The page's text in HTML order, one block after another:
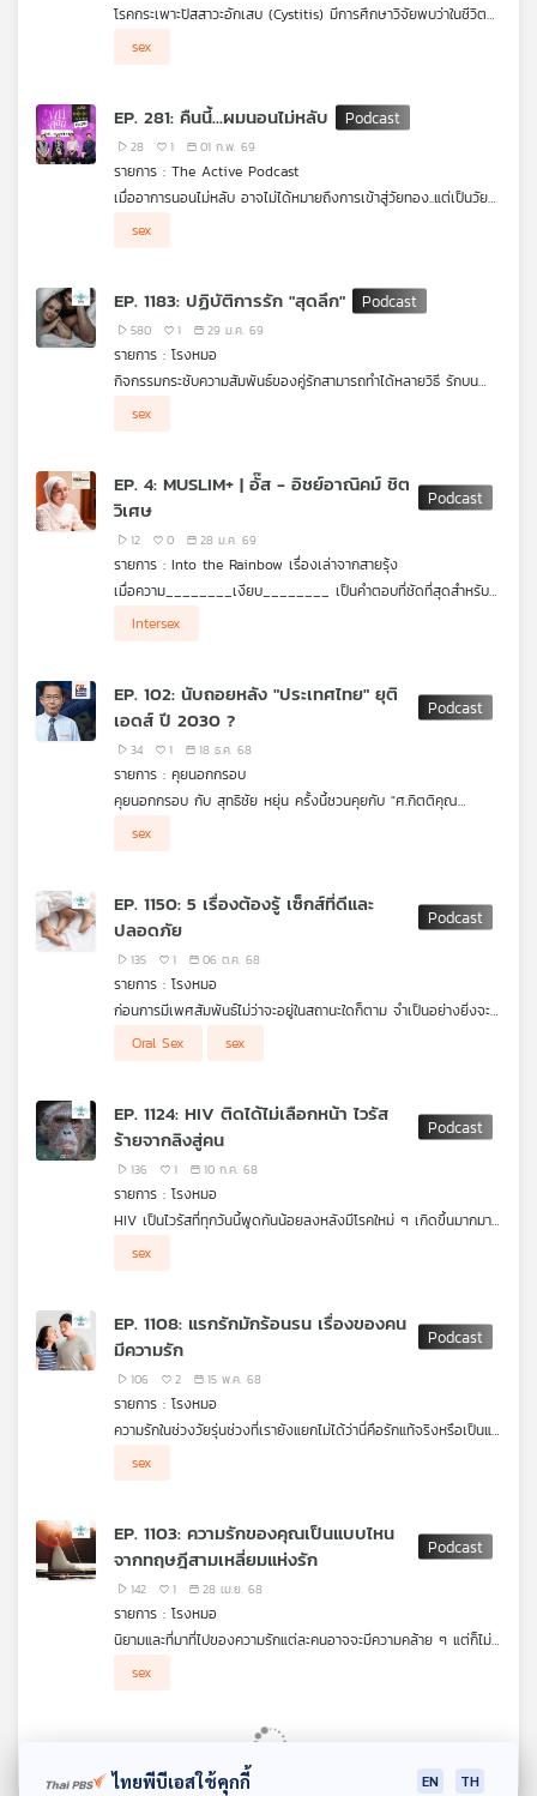
เรา
ไทย
วิทยุ
เครือ
ข่าย
ไม่มีคำตัดสิน ไม่มีมุมมองเดียว แค่พยายามทำความเข้าใจว่าทำไม
ปัญหาบางอย่างถึงอยู่มาได้นานขนาดนี้ โดยไม่มีใครแตะ และสังคม
โรคกระเพาะปัสสาวะอักเสบ (Cystitis) มีการศึกษาวิจัยพบว่าในชีวิต
และมีโอกาสเป็นมากกว่าผู้ชายหลายเท่า โรคนี้ส่วนใหญ่เกิดจาก
ธุระหรือไม่สามารถหาสถานที่สะอาดมากพอในการทำธุระ หรือแม้แต่การ
มีเพศสัมพันธ์บ่อยครั้งในช่วงแรกของการคบหาเป็นคู่ครองกันก็มี
โอกาสเป็นโรคนี้ได้ จะสังเกตุอาการอย่างไรว่าเข้าข่ายเป็นโรคนี้ และ
อาการอะไรถือว่าค่อนข้างร้ายแรงไปแล้ว รายการ โรงหมอ เล่าให้ฟัง
ค่ะ
sex
EP. 281: คืนนี้...ผมนอนไม่หลับ
28 1 01 ก.พ. 69
รายการ : The Active Podcast
เมื่ออาการนอนไม่หลับ อาจไม่ได้หมายถึงการเข้าสู่วัยทอง..แต่เป็นวัยที่
ไม่บ่อยครั้ง ที่ซีรีส์ไทยจะถ่ายทอดชีวิตของคู่รักในวัยกลางคน โดย
ปรากฏการณ์ “คืนนี้ผมนอนไม่หลับ” ถูกพูดถึงนับตั้งแต่ปล่อยทีเซอร์
ออกไป จากเรื่องราวสมจริง เช่น กลุ่มคนที่มีรสนิยมแบบ A Sexual
,ผู้หญิงที่อยู่กินกับแฟนที่เป็นผู้หญิงข้ามเพศ พ่อแม่ที่ยังรับลูกที่เป็น
เกย์ในวัย 50 ไม่ได้ และการหมดไฟ หมดฝันในวัยกลางคน จนยากที่
จะหลับตาลง
ชวนรักษาอาการนอนไม่หลับ ไปกับทีมนักแสดง และผู้กำกับซีรีส์จาก
ไทยพีบีเอส "คืนนี้..ผมนอนไม่หลับ" พร้อมเบื้องหลังกองถ่ายที่รับ
ประกันทั้งความซึ้ง ความฮา ชวนจิ้น ในเพศสนิท Podcast "คืนนี้..ผม
นอนไม่หลับ"
sex
EP. 1183: ปฏิบัติการรัก "สุดลึก"
580 1 29 ม.ค. 69
รายการ : โรงหมอ
กิจกรรมกระชับความสัมพันธ์ของคู่รักสามารถทำได้หลายวิธี รักบน
เป็นอย่างดี แต่ก็เป็นเรื่องทางเทคนิค ความคิดสร้างสรรค์ หรือวิธีการ
มากขึ้นมีความตื้นหรือลึกเข้ามาเกี่ยวข้องด้วย เรื่องนี้สำคัญมากต่อ
ความสัมพันธ์ขนาดนั้นจริงหรือ ? รายการ โรงหมอ เล่าให้ฟังค่ะ
sex
EP. 4: MUSLIM+ | อั๊ส - อิชย์อาณิคม์ ชิต
วิเศษ
12 0 28 ม.ค. 69
รายการ : Into the Rainbow เรื่องเล่าจากสายรุ้ง
เมื่อความ________เงียบ________ เป็นคำตอบที่ชัดที่สุดสำหรับ
คนอื่นยังไม่เข้าใจ เป็นเรื่องที่ อั๊ส - อิชย์อาณิคม์ ชิตวิเศษ หญิงข้าม
ความเป็น "มนุษย์" อะไรเป็นสิ่งที่หล่อหลอมให้เธอรู้สึกยินดีต่อสิ่งที่ตัว
Intersex
EP. 102: นับถอยหลัง "ประเทศไทย" ยุติ
เอดส์ ปี 2030 ?
34 1 18 ธ.ค. 68
รายการ : คุยนอกกรอบ
คุยนอกกรอบ กับ สุทธิชัย หยุ่น ครั้งนี้ชวนคุยกับ "ศ.กิตติคุณ
สภากาชาดไทย (ผู้ก่อตั้งคลินิกนิรนาม) กับเส้นทางสู่การยุติเอดส์
นอกกรอบ ค่ะ
sex
EP. 1150: 5 เรื่องต้องรู้ เซ็กส์ที่ดีและ
ปลอดภัย
135 1 06 ต.ค. 68
รายการ : โรงหมอ
ก่อนการมีเพศสัมพันธ์ไม่ว่าจะอยู่ในสถานะใดก็ตาม จำเป็นอย่างยิ่งจะ
กันและกัน เพื่อให้กิจกรรมนี้ราบรื่น แต่มี 5 เรื่องสำคัญและต้องรู้
เล่าให้ฟังค่ะ
Oral Sex sex
EP. 1124: HIV ติดได้ไม่เลือกหน้า ไวรัส
ร้ายจากลิงสู่คน
136 1 10 ก.ค. 68
รายการ : โรงหมอ
HIV เป็นไวรัสที่ทุกวันนี้พูดกันน้อยลงหลังมีโรคใหม่ ๆ เกิดขึ้นมากมาย
ว่าจะดีขึ้นหรือหายไปจากโลกนี้
SIV โดยไม่ทำอันตรายใด ๆ กับลิงเลย ทวีปแอฟริกาเป็นจุดเริ่มต้น
จากคนไปมีเซ็กส์กับลิงซึ่งเป็นรสนิยมส่วนตัวของคนบางกลุ่มที่ชอบมี
อะไรกับสัตว์ ทุกวันนี้การติดไวรัส HIV 80% มาจากการมี #เพศ
สัมพันธ์ ไวรัสจะทำให้ภูมิคุ้มกันในร่างกายลดต่ำลง เมื่อร่างกายไม่แข็ง
แรง โรคฉวยโอกาสจึงเกิดขึ้นนำไปสู่ภาวะที่เราเรียกว่า เอดส์ อีกเรื่อง
ที่ต้องรู้ ออรัสเซ็กส์ ก็ไม่ได้ปลอดภัยอย่างที่คิด รายการ โรงหมอ
เล่าให้ฟังค่ะ
sex
EP. 1108: แรกรักมักร้อนรน เรื่องของคน
มีความรัก
106 2 15 พ.ค. 68
รายการ : โรงหมอ
ความรักในช่วงวัยรุ่นช่วงที่เรายังแยกไม่ได้ว่านี่คือรักแท้จริงหรือเป็นแค่
ขึ้นทุกอย่างกลับไม่เหมือนเดิม
เริ่มต้นจะถูกพัฒนามาพร้อมกับฮอร์โมนเพศในร่างกาย สิ่งที่เกิดขึ้นใน
จากการเลิกราหรือจากกันรวมถึงประสบการณ์ต่าง ๆ รักครั้งต่อไปก็
จะยิ่งรู้จักวางแผนและมีสติมากยิ่งขึ้น (แต่บางคนอาจกลับไปเป็น
เหมือนเดิมก็ได้) คนที่รักกันช่วงแรกก็หวานซึ้งเข้าถึงเย็นถึงรวมถึง
อาจมีเซ็กส์เป็นตัวนำ แต่พอนานวันเข้าก็เกิดการเปลี่ยนแปลงกลาย
เป็นความห่วงหาและผูกพันมากกว่า ความรักเกิดการเปลี่ยนแปลงได้
อย่างไร ทำไมบางคนจากรักกลายเป็นเกลียดได้ รายการ โรงหมอ เล่า
ให้ฟังค่ะ
sex
EP. 1103: ความรักของคุณเป็นแบบไหน
จากทฤษฎีสามเหลี่ยมแห่งรัก
142 1 28 เม.ย. 68
รายการ : โรงหมอ
นิยามและที่มาที่ไปของความรักแต่ละคนอาจจะมีความคล้าย ๆ แต่ก็ไม่
ว่าตอนนี้ที่เป็นอยู่คือรักแบบไหน
ทฤษฎีสามเหลี่ยมแห่งความรัก (Triangular theory of Love) เป็น
ทฤษฎีที่ได้รับการยอมรับมากที่สุดนับตั้งแต่ปี ค.ศ. 1986 จนถึง
ปัจจุบัน ซึ่งเป็นของ โรเบิร์ต เจ. สเทรินเบิร์ก (Robert J.
Sternberg) นักวิจัยชาวอเมริกัน เมื่อความรักไม่ได้นิยามอย่างชัดเจน
sex
ไทยพีบีเอสใช้คุกกี้ EN TH